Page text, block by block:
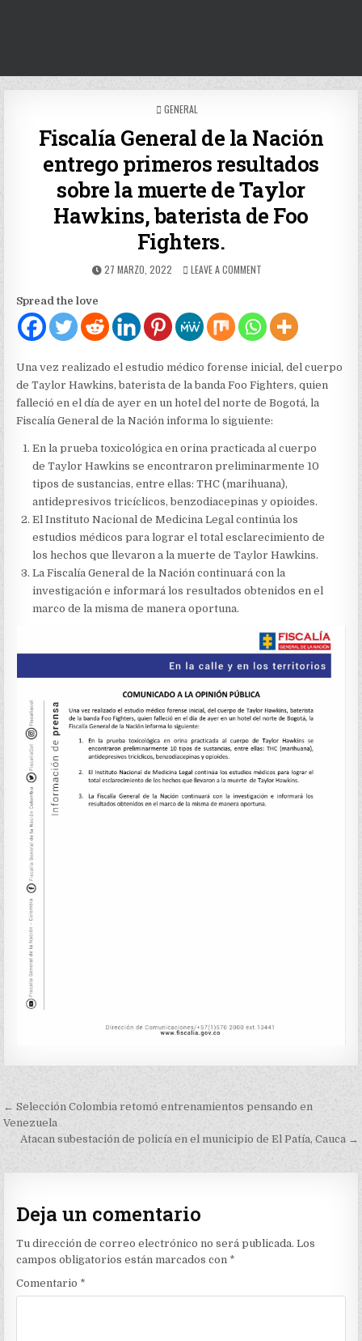
POSTED
GENERAL
Fiscalía General de la Nación
entrego primeros resultados
sobre la muerte de Taylor
Hawkins, baterista de Foo
Fighters.
PUBLISHED
27 MARZO, 2022 LEAVE A COMMENT
LA
NACIÓN
PRIMEROS
RESULTADOS
SOBRE
LA
MUERTE
TAYLOR
HAWKINS,
DE
FOO
FIGHTERS.
Spread the love
Una vez realizado el estudio médico forense inicial, del cuerpo
de Taylor Hawkins, baterista de la banda Foo Fighters, quien
falleció en el día de ayer en un hotel del norte de Bogotá, la
Fiscalía General de la Nación informa lo siguiente:
En la prueba toxicológica en orina practicada al cuerpo
de Taylor Hawkins se encontraron preliminarmente 10
tipos de sustancias, entre ellas: THC (marihuana),
antidepresivos tricíclicos, benzodiacepinas y opioides.
El Instituto Nacional de Medicina Legal continúa los
estudios médicos para lograr el total esclarecimiento de
los hechos que llevaron a la muerte de Taylor Hawkins.
La Fiscalía General de la Nación continuará con la
investigación e informará los resultados obtenidos en el
marco de la misma de manera oportuna.
Navegación
de
← Selección Colombia retomó entrenamientos pensando en
Venezuela
Atacan subestación de policía en el municipio de El Patía, Cauca →
Deja un comentario
Tu dirección de correo electrónico no será publicada. Los
campos obligatorios están marcados con *
Comentario *